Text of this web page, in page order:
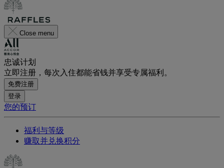
Close menu
忠诚计划
立即注册，每次入住都能省钱并享受专属福利。
免费注册
登录
您的预订
福利与等级
赚取并兑换积分